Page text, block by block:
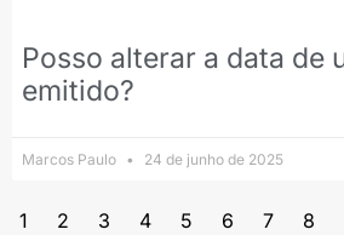
Posso alterar a data de
emitido?
Marcos Paulo 24 de junho de 2025
1 2 3 4 5 6 7 8